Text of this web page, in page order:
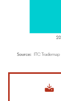
画像 © Mordor